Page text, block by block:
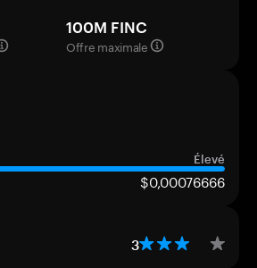
100M FINC
Offre maximale
Élevé
$0,00076666
3